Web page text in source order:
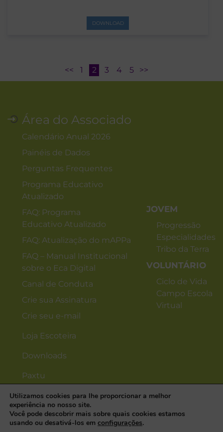
DOWNLOAD
<< 1 2 3 4 5 >>
Área do Associado
Calendário Anual 2026
Painéis de Dados
Perguntas Frequentes
Programa Educativo
Atualizado
FAQ: Programa
Educativo Atualizado
FAQ: Atualização do mAPPa
FAQ – Manual Institucional
sobre o Eca Digital
Canal de Conduta
Crie sua Assinatura
Crie seu e-mail
Loja Escoteira
Downloads
Paxtu
JOVEM
Progressão
Especialidades
Tribo da Terra
VOLUNTÁRIO
Ciclo de Vida
Campo Escola
Virtual
Utilizamos cookies para lhe proporcionar a melhor
experiência no nosso site.
Você pode descobrir mais sobre quais cookies estamos
usando ou desativá-los em configurações.